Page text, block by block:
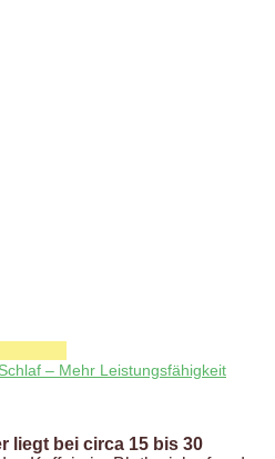
– Mehr Leistungsfähigkeit
liegt bei circa 15 bis 30